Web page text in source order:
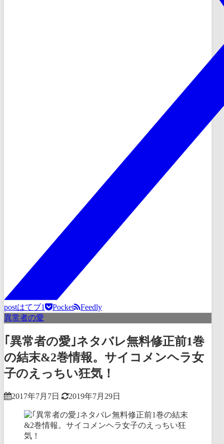
postはてブ1 Pocket
Feedly
異常者の愛
｢異常者の愛｣ネタバレ無料修正前1巻
の結末&2巻情報。サイコメンヘラ女
子のえっちい狂気！
2017年7月7日 2019年7月29日